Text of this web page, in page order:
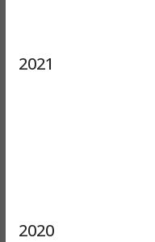
2021
2020